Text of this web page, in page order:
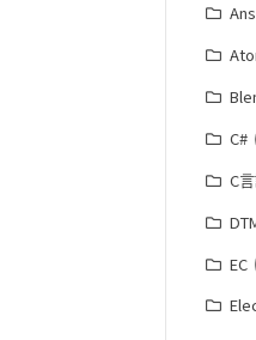
C#
C
EC